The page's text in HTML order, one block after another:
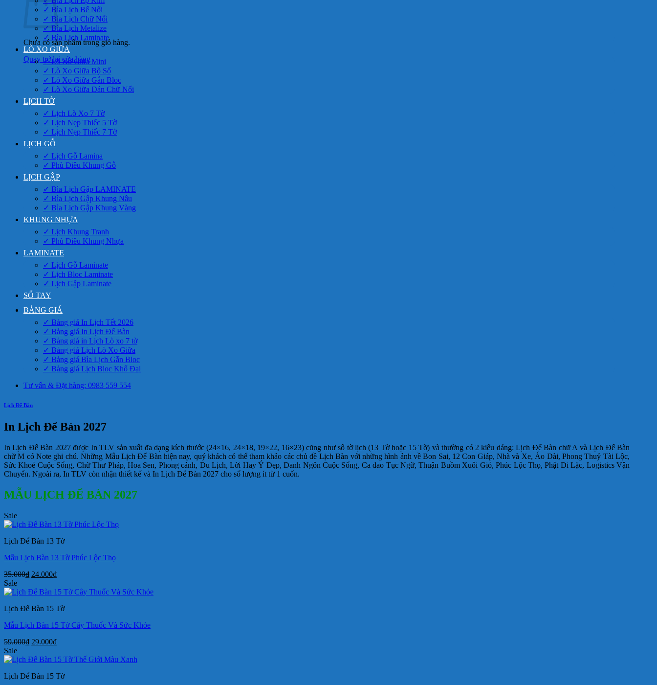
Chưa có sản phẩm trong giỏ hàng.
Quay trở lại cửa hàng
✓ Bìa Lịch Bế Nổi
✓ Bìa Lịch Chữ Nổi
✓ Bìa Lịch Metalize
✓ Bìa Lịch Laminate
LÒ XO GIỮA
✓ Lò Xo Giữa Mini
✓ Lò Xo Giữa Bộ Số
✓ Lò Xo Giữa Gắn Bloc
✓ Lò Xo Giữa Dán Chữ Nổi
LỊCH TỜ
✓ Lịch Lò Xo 7 Tờ
✓ Lịch Nẹp Thiếc 5 Tờ
✓ Lịch Nẹp Thiếc 7 Tờ
LỊCH GỖ
✓ Lịch Gỗ Lamina
✓ Phù Điêu Khung Gỗ
LỊCH GẬP
✓ Bìa Lịch Gập LAMINATE
✓ Bìa Lịch Gập Khung Nâu
✓ Bìa Lịch Gập Khung Vàng
KHUNG NHỰA
✓ Lịch Khung Tranh
✓ Phù Điêu Khung Nhựa
LAMINATE
✓ Lịch Gỗ Laminate
✓ Lịch Bloc Laminate
✓ Lịch Gập Laminate
SỔ TAY
BẢNG GIÁ
✓ Bảng giá In Lịch Tết 2026
✓ Bảng giá In Lịch Để Bàn
✓ Bảng giá in Lịch Lò xo 7 tờ
✓ Bảng giá Lịch Lò Xo Giữa
✓ Bảng giá Bìa Lịch Gắn Bloc
✓ Bảng giá Lịch Bloc Khổ Đại
Tư vấn & Đặt hàng: 0983 559 554
Lịch Để Bàn
In Lịch Để Bàn 2027
In Lịch Để Bàn 2027 được In TLV sản xuất đa dạng kích thước (24×16, 24×18, 19×22, 16×23) cũng như số tờ lịch (13 Tờ hoặc 15 Tờ) và thường có 2 kiểu dáng: Lịch Để Bàn chữ A và Lịch Để Bàn
chữ M có Note ghi chú. Những Mẫu Lịch Để Bàn hiện nay, quý khách có thể tham khảo các chủ đề Lịch Bàn với những hình ảnh về Bon Sai, 12 Con Giáp, Nhà và Xe, Áo Dài, Phong Thuỷ Tài Lộc,
Sức Khoẻ Cuộc Sống, Chữ Thư Pháp, Hoa Sen, Phong cảnh, Du Lịch, Lời Hay Ý Đẹp, Danh Ngôn Cuộc Sống, Ca dao Tục Ngữ, Thuận Buồm Xuôi Gió, Phúc Lộc Thọ, Phật Di Lặc, Logistics Vận
Chuyển. Ngoài ra, In TLV còn nhận thiết kế và In Lịch Để Bàn 2027 cho số lượng ít từ 1 cuốn.
MẪU LỊCH ĐỂ BÀN 2027
Sale
Lịch Để Bàn 13 Tờ
Mẫu Lịch Bàn 13 Tờ Phúc Lộc Thọ
35.000₫ Giá
là:
24.000₫Giá
tại
24.000₫.
Sale
Lịch Để Bàn 15 Tờ
Mẫu Lịch Bàn 15 Tờ Cây Thuốc Và Sức Khỏe
59.000₫ Giá
là:
29.000₫Giá
tại
29.000₫.
Sale
Lịch Để Bàn 15 Tờ